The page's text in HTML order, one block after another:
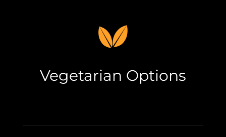
Vegetarian Options